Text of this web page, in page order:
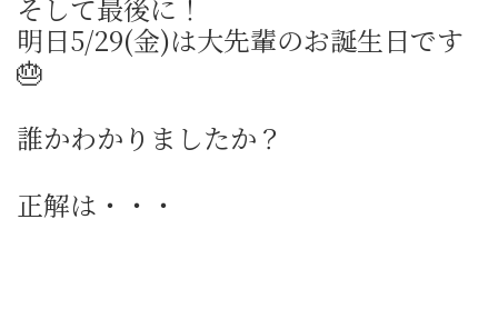
そして最後に！
明日5/29(金)は大先輩のお誕生日です
🎂
誰かわかりましたか？
正解は・・・